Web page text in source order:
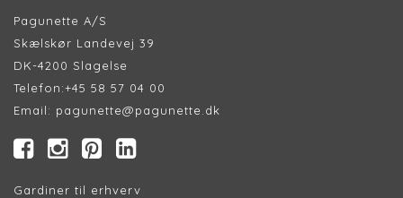
Pagunette A/S
Skælskør Landevej 39
DK-4200 Slagelse
Telefon:+45 58 57 04 00
Email: pagunette@pagunette.dk
Gardiner til erhverv